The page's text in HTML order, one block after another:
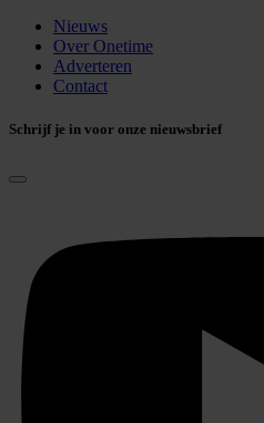
Nieuws
Over Onetime
Adverteren
Contact
Schrijf je in voor onze nieuwsbrief